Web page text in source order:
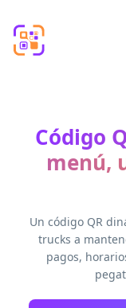
Código
menú,
Un código QR
trucks a
pagos,